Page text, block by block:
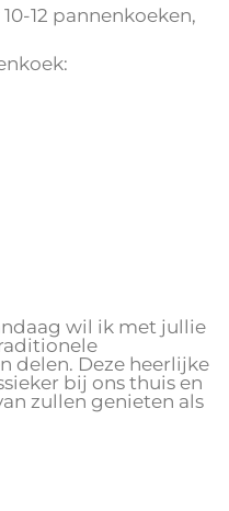
12 pannenkoeken,
wil ik met jullie
delen. Deze heerlijke
bij ons thuis en
zullen genieten als